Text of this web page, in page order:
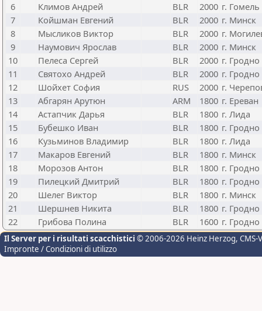
6
Климов Андрей BLR 2000 г. Гомель
7
Койшман Евгений BLR 2000 г. Минск
8
Мысликов Виктор BLR 2000 г.
9
Наумович Ярослав BLR 2000 г. Минск
10
Пелеса Сергей BLR 2000 г. Гродно
11
Святохо Андрей BLR 2000 г. Гродно
12
Шойхет София RUS 2000 г.
13
Абгарян Арутюн ARM 1800 г. Ереван
14
Астапчик Дарья BLR 1800 г. Лида
15
Бубешко Иван BLR 1800 г. Гродно
16
Кузьминов Владимир BLR 1800 г. Лида
17
Макаров Евгений BLR 1800 г. Минск
18
Морозов Антон BLR 1800 г. Гродно
19
Пилецкий Дмитрий BLR 1800 г. Гродно
20
Шелег Виктор BLR 1800 г. Минск
21
Шершнев Никита BLR 1800 г. Гродно
22
Грибова Полина BLR 1600 г. Гродно
Il Server per i risultati scacchistici © 2006-2026 Heinz Herzog,
Impronte / Condizioni di utilizzo